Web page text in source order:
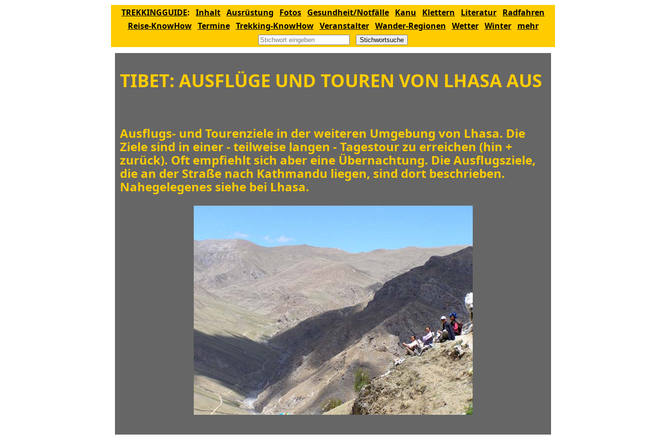
TREKKINGGUIDE: Inhalt Ausrüstung Fotos Gesundheit/Notfälle Kanu Klettern Literatur Radfahren
Reise-KnowHow Termine Trekking-KnowHow Veranstalter Wander-Regionen Wetter Winter mehr
Stichwortsuche
TIBET: AUSFLÜGE UND TOUREN VON LHASA AUS
Ausflugs- und Tourenziele in der weiteren Umgebung von Lhasa. Die
Ziele sind in einer - teilweise langen - Tagestour zu erreichen (hin +
zurück). Oft empfiehlt sich aber eine Übernachtung. Die Ausflugsziele,
die an der Straße nach Kathmandu liegen, sind dort beschrieben.
Nahegelegenes siehe bei Lhasa.